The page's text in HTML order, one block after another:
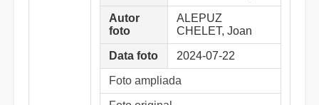
Autor
foto
ALEPUZ
CHELET, Joan
Data foto 2024-07-22
Foto ampliada